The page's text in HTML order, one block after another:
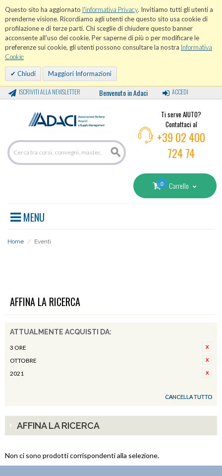
Questo sito ha aggiornato l'informativa Privacy. Invitiamo tutti gli utenti a
prenderne visione. Ricordiamo agli utenti che questo sito usa cookie di
profilazione e di terze parti. Chi sceglie di chiudere questo banner
acconsente all'uso dei cookie. Per saperne di più o per modificare le
preferenze sui cookie, gli utenti possono consultare la nostra Informativa
Cookie
Chiudi Maggiori Informazioni
ISCRIVITI ALLA NEWSLETTER Benvenuto in Adaci ACCEDI
Ti serve AIUTO?
Contattaci al
+39 02 400
724 74
0 Carrello
MENU
Home / Eventi
AFFINA LA RICERCA
ATTUALMENTE ACQUISTI DA:
3 ORE
OTTOBRE
2021
CANCELLA TUTTO
AFFINA LA RICERCA
Non ci sono prodotti corrispondenti alla selezione.